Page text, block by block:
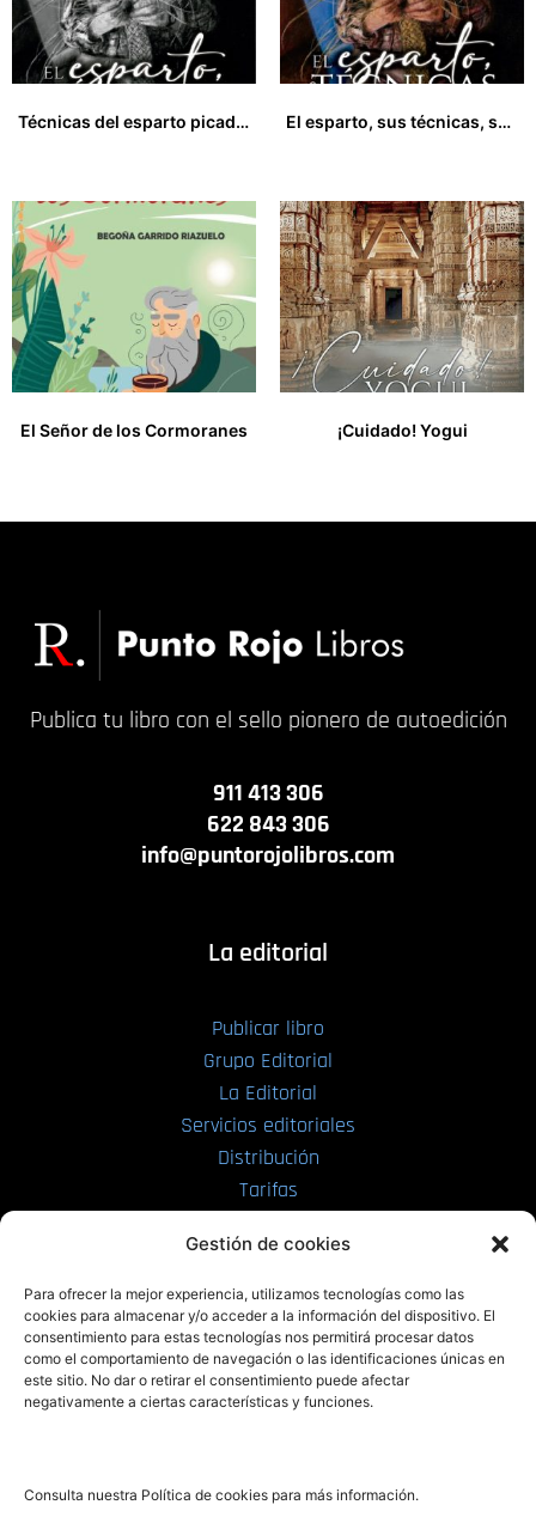
Gestión de cookies
Para ofrecer la mejor experiencia, utilizamos tecnologías como las
cookies para almacenar y/o acceder a la información del dispositivo. El
consentimiento para estas tecnologías nos permitirá procesar datos
como el comportamiento de navegación o las identificaciones únicas en
este sitio. No dar o retirar el consentimiento puede afectar
negativamente a ciertas características y funciones.
Consulta nuestra Política de cookies para más información.
Técnicas del esparto picado y crudo y mintajes de piezas de esparto
El esparto, sus técnicas, su cultura
El Señor de los Cormoranes
¡Cuidado! Yogui
Publica tu libro con el sello pionero de autoedición
911 413 306
622 843 306
info@puntorojolibros.com
La editorial
Publicar libro
Grupo Editorial
La Editorial
Servicios editoriales
Distribución
Tarifas
PRL | Films
PRL | Play
PRL | LAB